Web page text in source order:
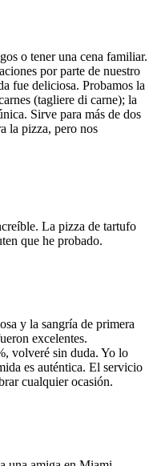
o tener una cena familiar.
por parte de nuestro
fue deliciosa. Probamos la
(tagliere di carne); la
Sirve para más de dos
la pizza, pero nos
La pizza de tartufo
que he probado.
y la sangría de primera
excelentes.
volveré sin duda. Yo lo
es auténtica. El servicio
cualquier ocasión.